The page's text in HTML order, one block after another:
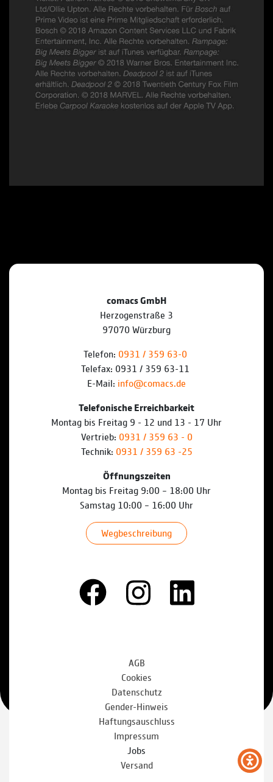
comacs GmbH
Herzogenstraße 3
97070 Würzburg
Telefon: 0931 / 359 63-0
Telefax: 0931 / 359 63-11
E-Mail: info@comacs.de
Telefonische Erreichbarkeit
Montag bis Freitag 9 - 12 und 13 - 17 Uhr
Vertrieb: 0931 / 359 63 - 0
Technik: 0931 / 359 63 -25
Öffnungszeiten
Montag bis Freitag 9:00 – 18:00 Uhr
Samstag 10:00 – 16:00 Uhr
Wegbeschreibung
AGB
Cookies
Datenschutz
Gender-Hinweis
Haftungsauschluss
Impressum
Jobs
Versand